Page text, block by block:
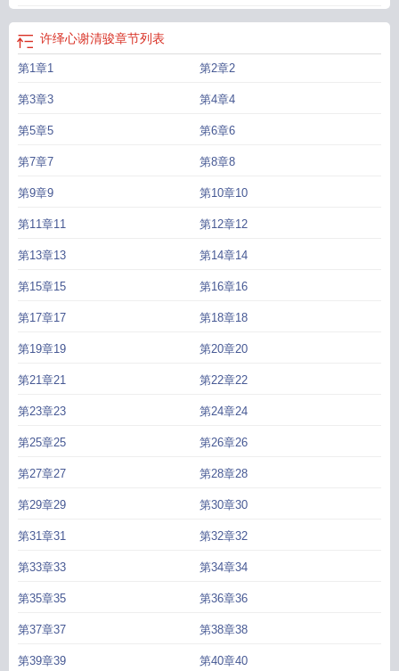
谢韫之全文免费许清宜谢韫之结局是什么
许绎心谢清骏章节列表
第1章1 第2章2
第3章3 第4章4
第5章5 第6章6
第7章7 第8章8
第9章9 第10章10
第11章11 第12章12
第13章13 第14章14
第15章15 第16章16
第17章17 第18章18
第19章19 第20章20
第21章21 第22章22
第23章23 第24章24
第25章25 第26章26
第27章27 第28章28
第29章29 第30章30
第31章31 第32章32
第33章33 第34章34
第35章35 第36章36
第37章37 第38章38
第39章39 第40章40